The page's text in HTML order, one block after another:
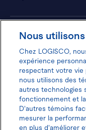
Hôtels
Donnez
Nous
Chez LOGISCO,
expérience
respectant votre vie
nous utilisons des
autres technologies
fonctionnement et
D'autres témoins
mesurer la
en plus d'améliorer